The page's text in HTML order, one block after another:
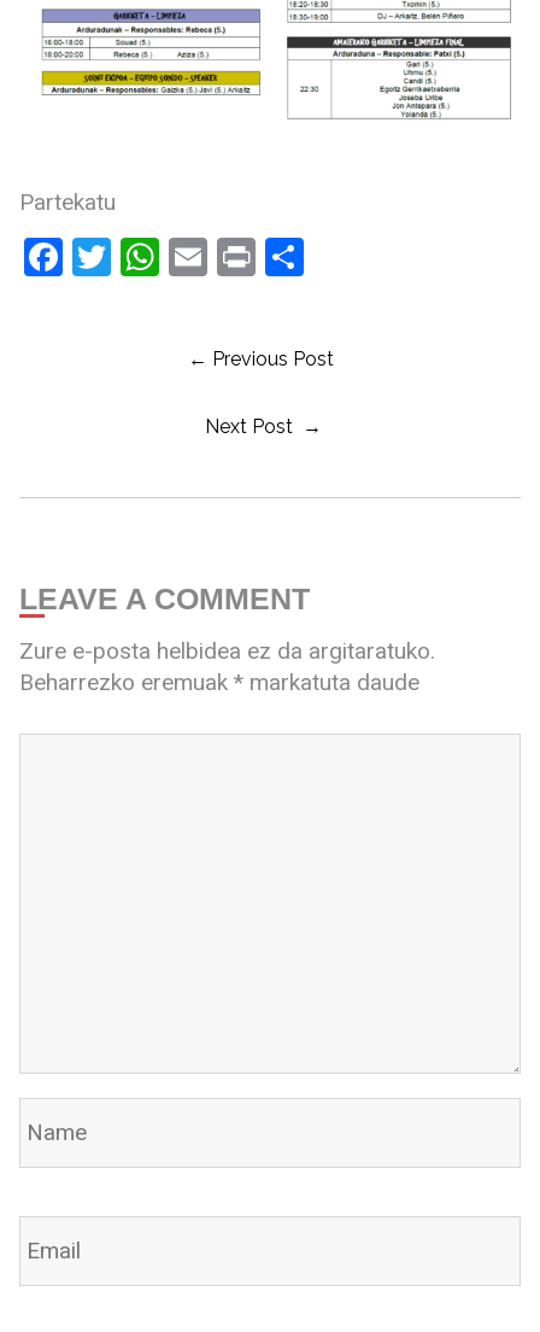
Partekatu
Facebook
Twitter
WhatsApp
Email
PrintShare
← Previous Post
Next Post →
LEAVE A COMMENT
Zure e-posta helbidea ez da argitaratuko.
Beharrezko eremuak *markatuta daude